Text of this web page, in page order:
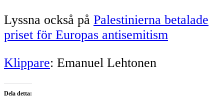
Lyssna också på Palestinierna betalade
priset för Europas antisemitism
Klippare: Emanuel Lehtonen
Dela detta: